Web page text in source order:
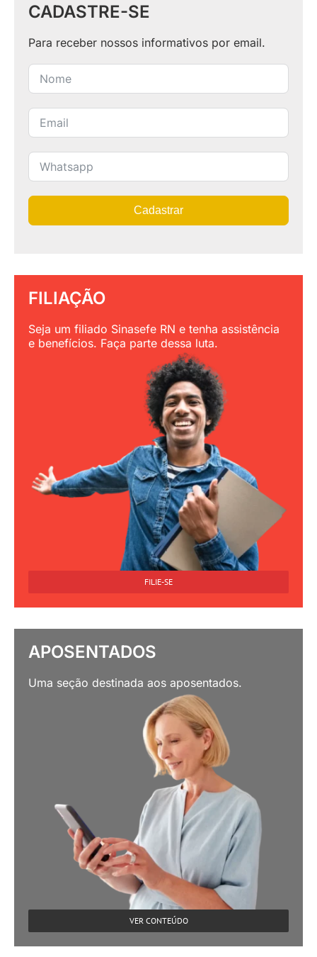
CADASTRE-SE
Para receber nossos informativos por email.
Cadastrar
FILIAÇÃO
Seja um filiado Sinasefe RN e tenha assistência
e benefícios. Faça parte dessa luta.
FILIE-SE
APOSENTADOS
Uma seção destinada aos aposentados.
VER CONTEÚDO